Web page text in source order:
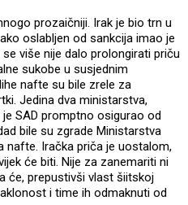
prozaičniji. Irak je bio trn u
oslabljen od sankcija imao je
više nije dalo prolongirati priču
sukobe u susjednim
nafte su bile zrele za
Jedina dva ministarstva,
SAD promptno osigurao od
bile su zgrade Ministarstva
nafte. Iračka priča je uostalom,
će biti. Nije za zanemariti ni
će, prepustivši vlast šiitskoj
i time ih odmaknuti od